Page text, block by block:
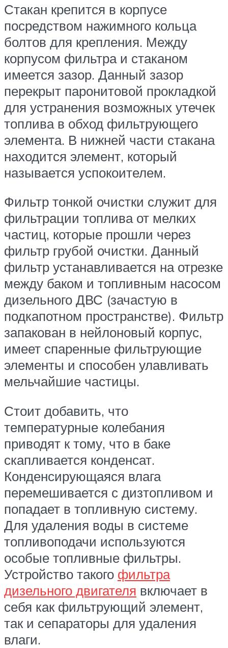
Стакан крепится в корпусе
посредством нажимного кольца
болтов для крепления. Между
корпусом фильтра и стаканом
имеется зазор. Данный зазор
перекрыт паронитовой прокладкой
для устранения возможных утечек
топлива в обход фильтрующего
элемента. В нижней части стакана
находится элемент, который
называется успокоителем.
Фильтр тонкой очистки служит для
фильтрации топлива от мелких
частиц, которые прошли через
фильтр грубой очистки. Данный
фильтр устанавливается на отрезке
между баком и топливным насосом
дизельного ДВС (зачастую в
подкапотном пространстве). Фильтр
запакован в нейлоновый корпус,
имеет спаренные фильтрующие
элементы и способен улавливать
мельчайшие частицы.
Стоит добавить, что
температурные колебания
приводят к тому, что в баке
скапливается конденсат.
Конденсирующаяся влага
перемешивается с дизтопливом и
попадает в топливную систему.
Для удаления воды в системе
топливоподачи используются
особые топливные фильтры.
Устройство такого фильтра
дизельного двигателя включает в
себя как фильтрующий элемент,
так и сепараторы для удаления
влаги.